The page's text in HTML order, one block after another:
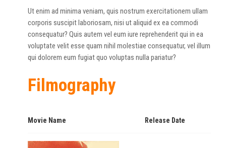
Ut enim ad minima veniam, quis nostrum exercitationem ullam
corporis suscipit laboriosam, nisi ut aliquid ex ea commodi
consequatur? Quis autem vel eum iure reprehenderit qui in ea
voluptate velit esse quam nihil molestiae consequatur, vel illum
qui dolorem eum fugiat quo voluptas nulla pariatur?
Filmography
Movie Name Release Date